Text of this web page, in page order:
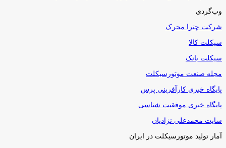
وب‌گردی
شرکت چترا محرک
سیکلت کالا
سیکلت بانک
مجله صنعت موتورسیکلت
پایگاه خبری کارآفرینی پرس
پایگاه خبری موفقیت شناسی
سایت محمدعلی نژادیان
آمار تولید موتورسیکلت در ایران